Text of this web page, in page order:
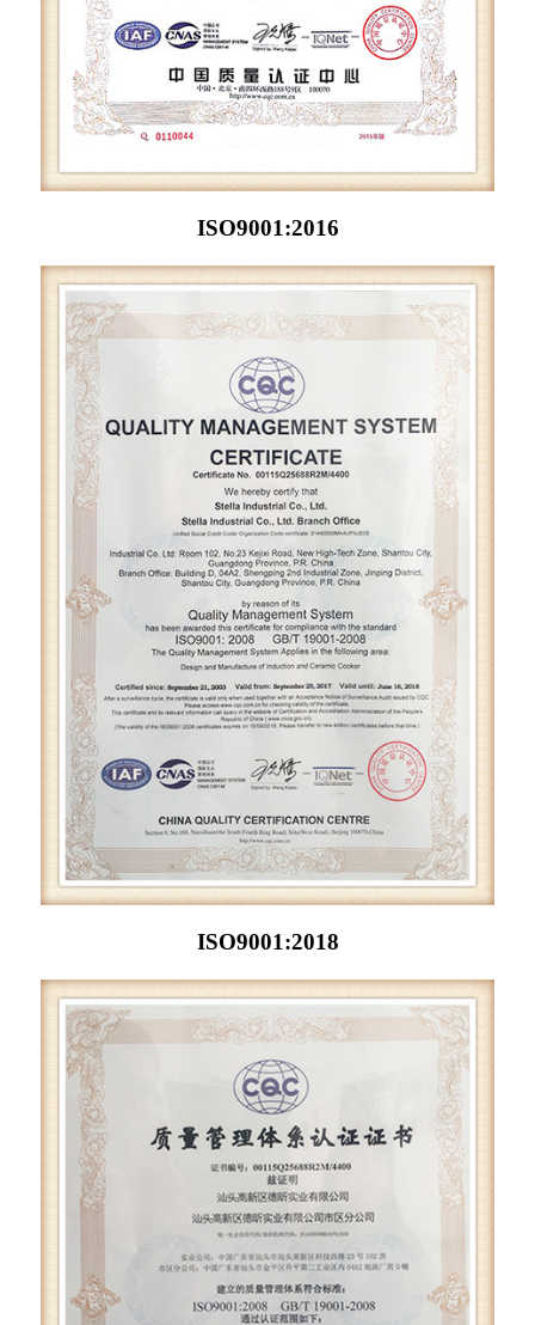
ISO9001:2016
ISO9001:2018